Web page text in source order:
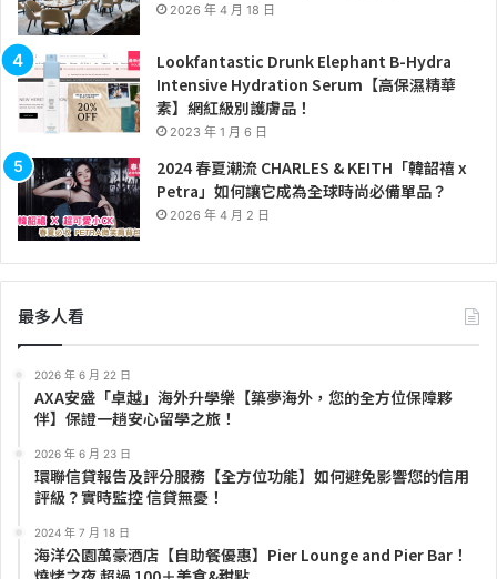
2026 年 4 月 18 日
Lookfantastic Drunk Elephant B-Hydra
Intensive Hydration Serum【高保濕精華
素】網紅級別護膚品！
2023 年 1 月 6 日
2024 春夏潮流 CHARLES & KEITH「韓韶禧 x
Petra」如何讓它成為全球時尚必備單品？
2026 年 4 月 2 日
最多人看
2026 年 6 月 22 日
AXA安盛「卓越」海外升學樂【築夢海外，您的全方位保障夥
伴】保證一趟安心留學之旅！
2026 年 6 月 23 日
環聯信貸報告及評分服務【全方位功能】如何避免影響您的信用
評級？實時監控 信貸無憂！
2024 年 7 月 18 日
海洋公園萬豪酒店【自助餐優惠】Pier Lounge and Pier Bar！